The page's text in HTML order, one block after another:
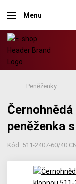
Menu
Peněženky
peněženka
Kód: 511-2407-60/40